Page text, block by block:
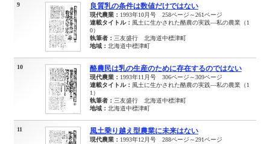
9 良質乳の条件は数値だけではない
現代農業： 1993年10月号 258ページ～261ページ
連載タイトル： 風土に生かされた酪農の実践―私の農業（1
0）
執筆者： 三友盛行 北海道中標津町
地域： 北海道中標津町
10 酪農民は乳の生産のために存在するのではない
現代農業： 1993年11月号 306ページ～309ページ
連載タイトル： 風土に生かされた酪農の実践―私の農業（1
1）
執筆者： 三友盛行 北海道中標津町
地域： 北海道中標津町
11 風土乗り越え型農業に未来はない
現代農業： 1993年12月号 288ページ～291ページ